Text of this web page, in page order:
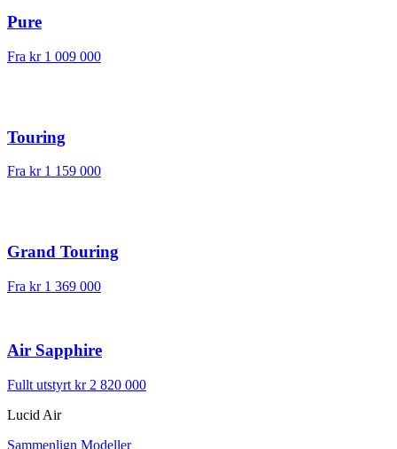
Pure
Fra kr 1 009 000
Touring
Fra kr 1 159 000
Grand Touring
Fra kr 1 369 000
Air Sapphire
Fullt utstyrt kr 2 820 000
Lucid Air
Sammenlign Modeller